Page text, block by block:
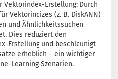
Vektorindex-Erstellung: Durch
Vektorindizes (z. B. DiskANN)
und Ähnlichkeitssuchen
Dies reduziert den
Erstellung und beschleunigt
erheblich – ein wichtiger
Learning-Szenarien.